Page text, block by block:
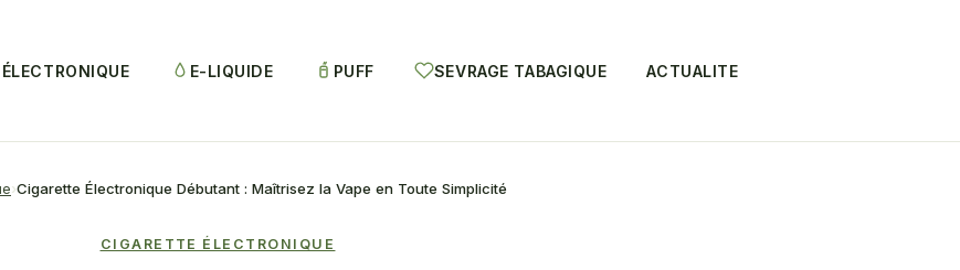
E-LIQUIDE PUFF SEVRAGE TABAGIQUE ACTUALITE
Cigarette Électronique Débutant : Maîtrisez la Vape en Toute Simplicité
CIGARETTE ÉLECTRONIQUE